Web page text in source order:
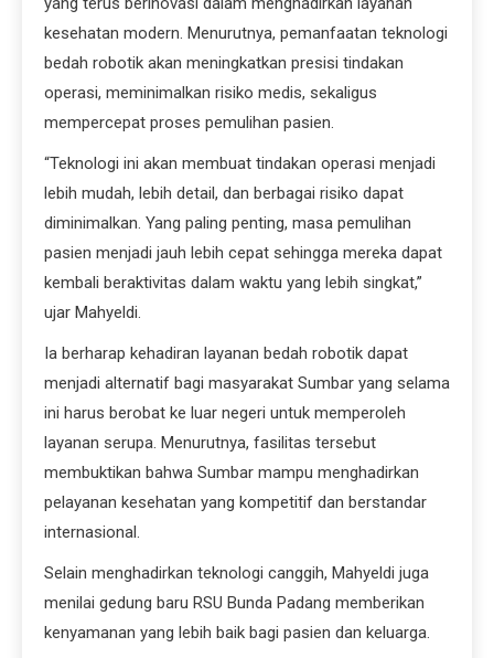
kesehatan modern. Menurutnya, pemanfaatan teknologi
bedah robotik akan meningkatkan presisi tindakan
operasi, meminimalkan risiko medis, sekaligus
mempercepat proses pemulihan pasien.
“Teknologi ini akan membuat tindakan operasi menjadi
lebih mudah, lebih detail, dan berbagai risiko dapat
diminimalkan. Yang paling penting, masa pemulihan
pasien menjadi jauh lebih cepat sehingga mereka dapat
kembali beraktivitas dalam waktu yang lebih singkat,”
ujar Mahyeldi.
Ia berharap kehadiran layanan bedah robotik dapat
menjadi alternatif bagi masyarakat Sumbar yang selama
ini harus berobat ke luar negeri untuk memperoleh
layanan serupa. Menurutnya, fasilitas tersebut
membuktikan bahwa Sumbar mampu menghadirkan
pelayanan kesehatan yang kompetitif dan berstandar
internasional.
Selain menghadirkan teknologi canggih, Mahyeldi juga
menilai gedung baru RSU Bunda Padang memberikan
kenyamanan yang lebih baik bagi pasien dan keluarga.